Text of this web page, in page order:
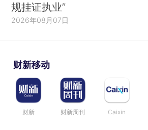
规挂证执业”
2026年08月07日
财新移动
财新 财新周刊 Caixin